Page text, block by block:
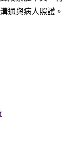
通與病人照護。